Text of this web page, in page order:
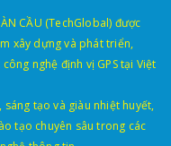
CẦU (TechGlobal) được
xây dựng và phát triển,
nghệ định vị GPS tại Việt
sáng tạo và giàu nhiệt huyết,
tạo chuyên sâu trong các